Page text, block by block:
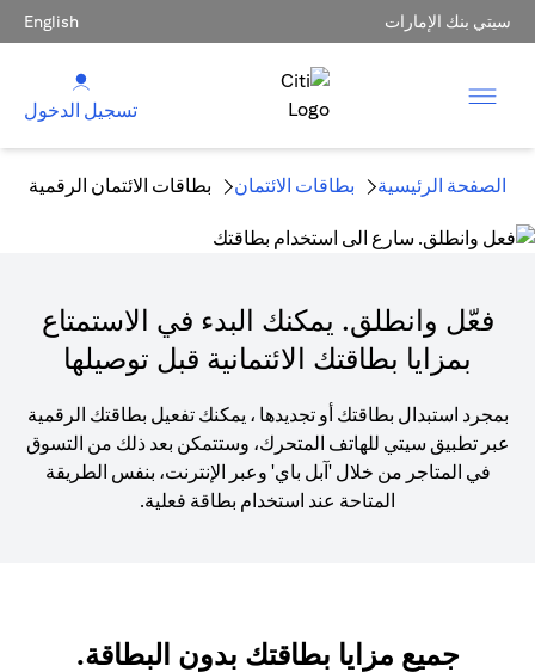
سيتي بنك الإمارات English
تسجيل الدخول
الصفحة الرئيسية بطاقات الائتمان بطاقات الائتمان الرقمية
فعّل وانطلق. يمكنك البدء في الاستمتاع
بمزايا بطاقتك الائتمانية قبل توصيلها
بمجرد استبدال بطاقتك أو تجديدها ، يمكنك تفعيل بطاقتك الرقمية
عبر تطبيق سيتي للهاتف المتحرك، وستتمكن بعد ذلك من التسوق
في المتاجر من خلال 'آبل باي' وعبر الإنترنت، بنفس الطريقة
المتاحة عند استخدام بطاقة فعلية.
جميع مزايا بطاقتك بدون البطاقة.